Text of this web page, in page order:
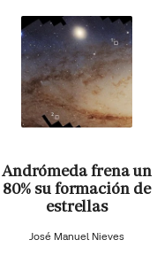
Andrómeda frena un
80% su formación de
estrellas
José Manuel Nieves